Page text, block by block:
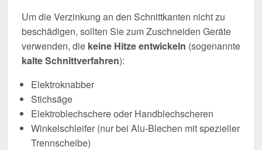
Um die Verzinkung an den Schnittkanten nicht zu
beschädigen, sollten Sie zum Zuschneiden Geräte
verwenden, die keine Hitze entwickeln (sogenannte
kalte Schnittverfahren):
Elektroknabber
Stichsäge
Elektroblechschere oder Handblechscheren
Winkelschleifer (nur bei Alu-Blechen mit spezieller
Trennscheibe)